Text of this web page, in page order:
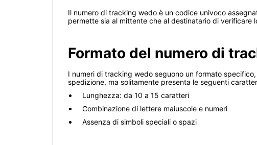
Il numero di tracking wedo è un codice univoco
permette sia al mittente che al destinatario di verificare
Formato del numero di
I numeri di tracking wedo seguono un formato
spedizione, ma solitamente presenta le seguenti
Lunghezza: da 10 a 15 caratteri
Combinazione di lettere maiuscole e numeri
Assenza di simboli speciali o spazi